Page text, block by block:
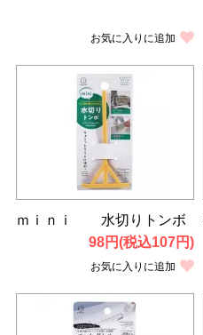
お気に入りに追加
ｍｉｎｉ 水切りトンボ
98円(税込107円)
お気に入りに追加